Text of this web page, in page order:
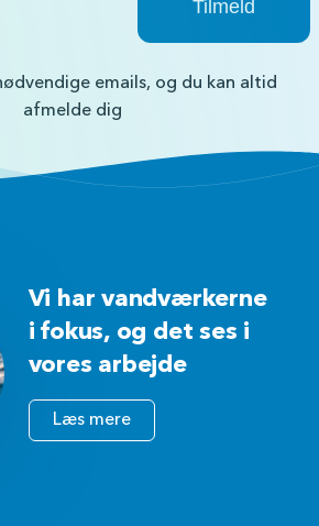
emails, og du kan altid
afmelde dig
Vi har vandværkerne
i fokus, og det ses i
vores arbejde
Læs mere